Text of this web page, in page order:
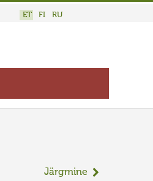
ET FI RU
Järgmine